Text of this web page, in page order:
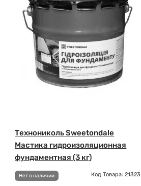
Технониколь Sweetondale
Мастика гидроизоляционная
фундаментная (3 кг)
Нет в наличии Код Товара: 21323